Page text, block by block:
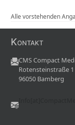
Alle vorstehenden
Kontakt
CMS Compact
Rotensteinstraße 1
96050 Bamberg